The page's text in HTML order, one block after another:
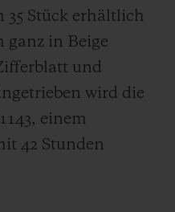
Stück erhältlich
ganz in Beige
und
wird die
einem
42 Stunden